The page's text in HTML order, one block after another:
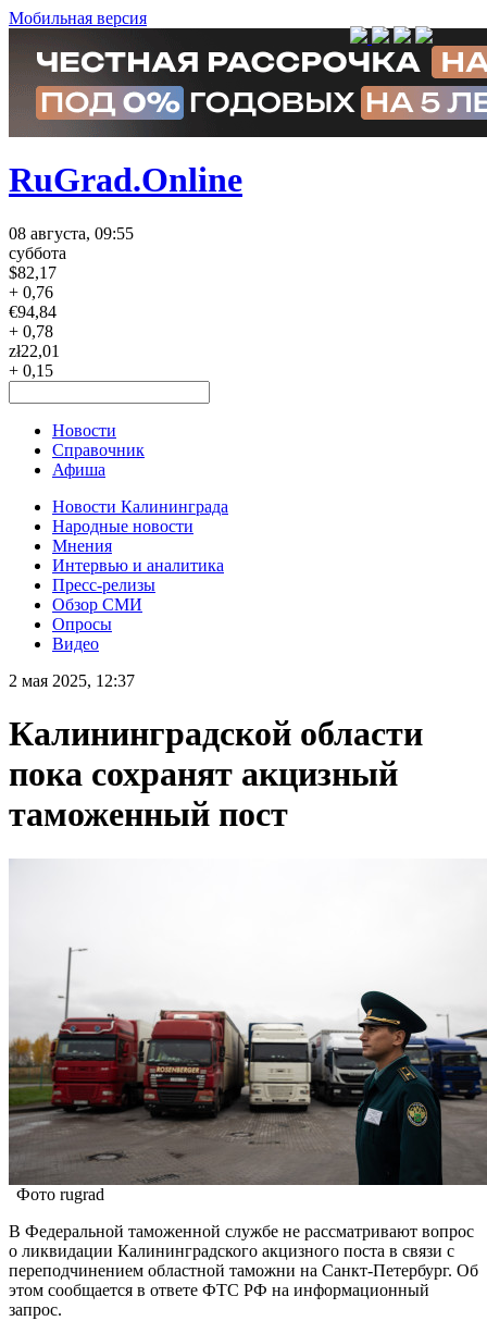
Мобильная версия
RuGrad.Online
08 августа, 09:55
суббота
$82,17
+ 0,76
€94,84
+ 0,78
zł22,01
+ 0,15
Новости
Справочник
Афиша
Новости Калининграда
Народные новости
Мнения
Интервью и аналитика
Пресс-релизы
Обзор СМИ
Опросы
Видео
2 мая 2025, 12:37
Калининградской области
пока сохранят акцизный
таможенный пост
Фото rugrad
В Федеральной таможенной службе не рассматривают вопрос
о ликвидации Калининградского акцизного поста в связи с
переподчинением областной таможни на Санкт-Петербург. Об
этом сообщается в ответе ФТС РФ на информационный
запрос.